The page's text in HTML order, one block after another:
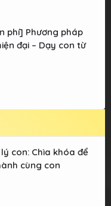
phí] Phương pháp
đại – Dạy con từ
con: Chìa khóa để
cùng con